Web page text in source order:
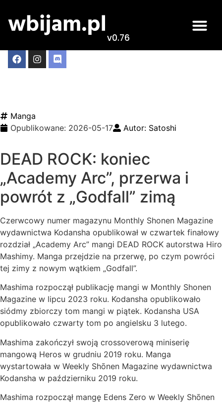
v0.76
Manga
Opublikowane: 2026-05-17 Autor: Satoshi
DEAD ROCK: koniec
„Academy Arc”, przerwa i
powrót z „Godfall” zimą
Czerwcowy numer magazynu Monthly Shonen Magazine
wydawnictwa Kodansha opublikował w czwartek finałowy
rozdział „Academy Arc” mangi DEAD ROCK autorstwa Hiro
Mashimy. Manga przejdzie na przerwę, po czym powróci
tej zimy z nowym wątkiem „Godfall”.
Mashima rozpoczął publikację mangi w Monthly Shonen
Magazine w lipcu 2023 roku. Kodansha opublikowało
siódmy zbiorczy tom mangi w piątek. Kodansha USA
opublikowało czwarty tom po angielsku 3 lutego.
Mashima zakończył swoją crossoverową miniserię
mangową Heros w grudniu 2019 roku. Manga
wystartowała w Weekly Shōnen Magazine wydawnictwa
Kodansha w październiku 2019 roku.
Mashima rozpoczął mangę Edens Zero w Weekly Shōnen